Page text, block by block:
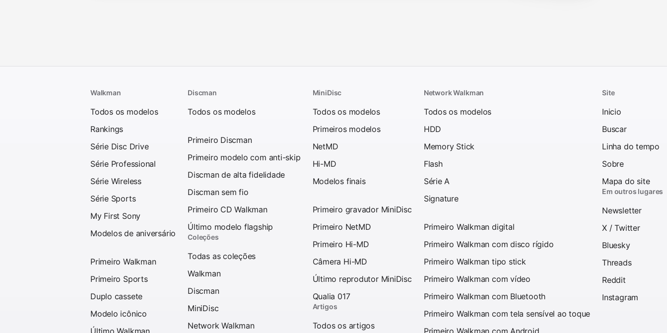
Walkman
Todos os modelos
Rankings
Série Disc Drive
Série Professional
Série Wireless
Série Sports
My First Sony
Modelos de aniversário
Primeiro Walkman
Primeiro Sports
Duplo cassete
Modelo icônico
Último Walkman
Discman
Todos os modelos
Primeiro Discman
Primeiro modelo com anti-skip
Discman de alta fidelidade
Discman sem fio
Primeiro CD Walkman
Último modelo flagship
Coleções
Todas as coleções
Walkman
Discman
MiniDisc
Network Walkman
MiniDisc
Todos os modelos
Primeiros modelos
NetMD
Hi-MD
Modelos finais
Primeiro gravador MiniDisc
Primeiro NetMD
Primeiro Hi-MD
Câmera Hi-MD
Último reprodutor MiniDisc
Qualia 017
Artigos
Todos os artigos
Network Walkman
Todos os modelos
HDD
Memory Stick
Flash
Série A
Signature
Primeiro Walkman digital
Primeiro Walkman com disco rígido
Primeiro Walkman tipo stick
Primeiro Walkman com vídeo
Primeiro Walkman com Bluetooth
Primeiro Walkman com tela sensível ao toque
Primeiro Walkman com Android
Site
Inicio
Buscar
Linha do tempo
Sobre
Mapa do site
Em outros lugares
Newsletter
X / Twitter
Bluesky
Threads
Reddit
Instagram